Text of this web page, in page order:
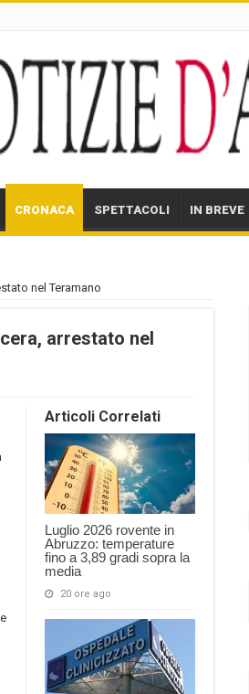
CRONACA SPETTACOLI IN BREVE
nel Teramano
arrestato nel
Articoli Correlati
Luglio 2026 rovente in
Abruzzo: temperature
fino a 3,89 gradi sopra la
media
20 ore ago